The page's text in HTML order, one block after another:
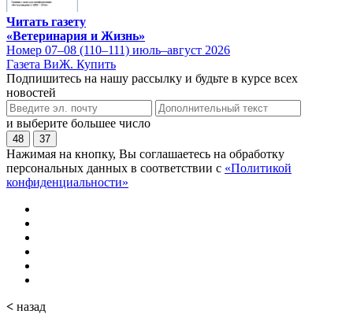
Читать газету
«Ветеринария и Жизнь»
Номер 07–08 (110–111) июль–август 2026
Газета ВиЖ. Купить
Подпишитесь на нашу рассылку и будьте в курсе всех
новостей
и выберите большее число
48 37
Нажимая на кнопку, Вы соглашаетесь на обработку
персональных данных в соответствии с «Политикой
конфиденциальности»
< назад